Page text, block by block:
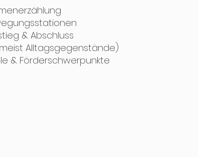
& Abschluss
Alltagsgegenstände)
& Förderschwerpunkte